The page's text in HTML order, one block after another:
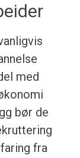
med
bør de
fra